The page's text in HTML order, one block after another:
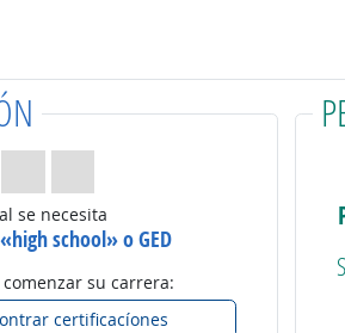
1 de 4)
se necesita
school» o GED
comenzar su carrera:
certificacíones